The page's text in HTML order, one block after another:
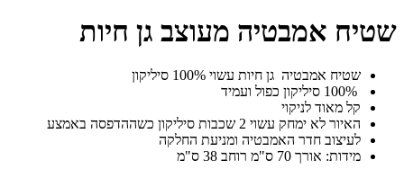
שטיח אמבטיה מעוצב גן חיות
שטיח אמבטיה גן חיות עשוי 100% סיליקון
קל מאוד לניקוי
האיור לא ימחק עשוי 2 שכבות סיליקון כשההדפסה באמצע
לעיצוב חדר האמבטיה ומניעת החלקה
מידות: אורך 70 ס"מ רוחב 38 ס"מ